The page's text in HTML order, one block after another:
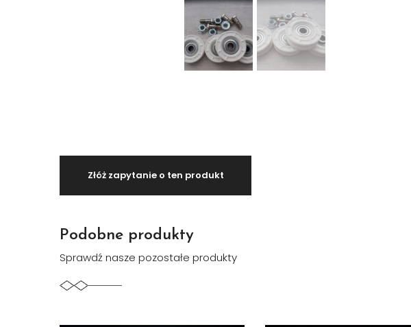
Podobne produkty
Sprawdź nasze pozostałe produkty